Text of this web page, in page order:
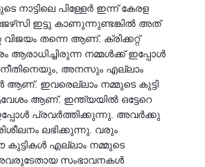
നാട്ടിലെ പിള്ളേർ ഇന്ന് കേരള
ജേഴ്‌സി ഇട്ടു കാണുന്നുണ്ടങ്കിൽ അത്
തന്നെ ആണ്. ക്രിക്കറ്റ്
ആരാധിച്ചിരുന്ന നമ്മൾക്ക് ഇപ്പോൾ
അനസും എല്ലാം
ആണ്. ഇവരെല്ലാം നമ്മുടെ കുട്ടി
ആണ്. ഇന്ത്യയിൽ ഒട്ടേറെ
പ്രവർത്തിക്കുന്നു. അവർക്കു
ലഭിക്കുന്നു. വരും
എല്ലാം നമ്മുടെ
സംഭാവനകൾ